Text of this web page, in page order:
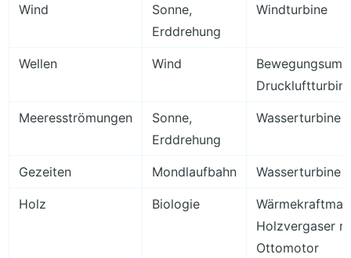
Wind
Sonne,
Erddrehung
Windturbine
Wellen Wind
Meeresströmungen
Sonne,
Erddrehung
Wasserturbine
Gezeiten Mondlaufbahn Wasserturbine
Holz Biologie
Holzvergaser
Ottomotor